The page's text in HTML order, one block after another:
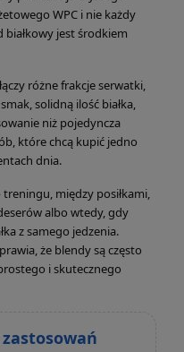
WPC i nie każdy
białkowy jest środkiem
różne frakcje serwatki,
solidną ilość białka,
niż pojedyncza
które chcą kupić jedno
dnia.
treningu, między posiłkami,
albo wtedy, gdy
z samego jedzenia.
że blendy są często
i skutecznego